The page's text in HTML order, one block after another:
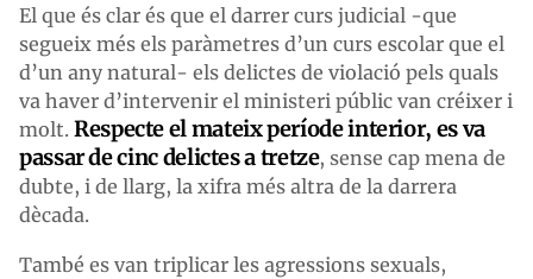
El que és clar és que el darrer curs judicial -que
segueix més els paràmetres d’un curs escolar que el
d’un any natural- els delictes de violació pels quals
va haver d’intervenir el ministeri públic van créixer i
molt. Respecte el mateix període interior, es va
passar de cinc delictes a tretze, sense cap mena de
dubte, i de llarg, la xifra més altra de la darrera
dècada.
També es van triplicar les agressions sexuals,